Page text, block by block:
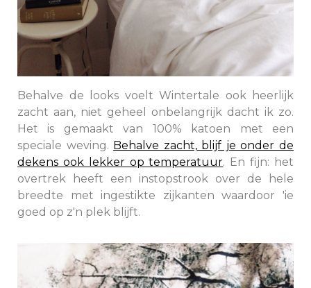
Behalve de looks voelt Wintertale ook heerlijk
zacht aan, niet geheel onbelangrijk dacht ik zo.
Het is gemaakt van 100% katoen met een
speciale weving. Behalve zacht, blijf je onder de
dekens ook lekker op temperatuur. En fijn: het
overtrek heeft een instopstrook over de hele
breedte met ingestikte zijkanten waardoor 'ie
goed op z'n plek blijft.